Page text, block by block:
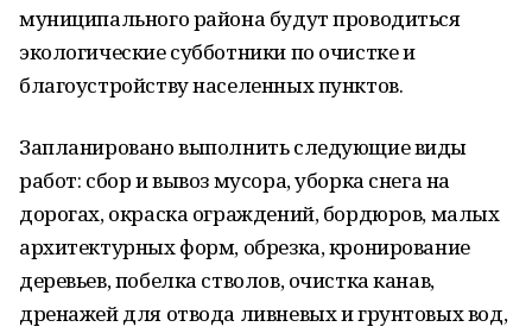
муниципального района будут проводиться
экологические субботники по очистке и
благоустройству населенных пунктов.
Запланировано выполнить следующие виды
работ: сбор и вывоз мусора, уборка снега на
дорогах, окраска ограждений, бордюров, малых
архитектурных форм, обрезка, кронирование
деревьев, побелка стволов, очистка канав,
дренажей для отвода ливневых и грунтовых вод,